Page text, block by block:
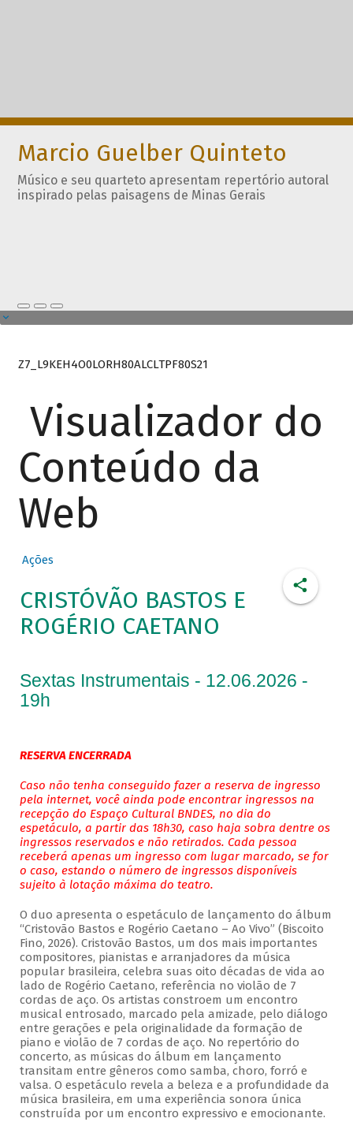
Marcio Guelber Quinteto
Músico e seu quarteto apresentam repertório autoral
inspirado pelas paisagens de Minas Gerais
Z7_L9KEH4O0LORH80ALCLTPF80S21
Visualizador do
Conteúdo da
Web
Ações
CRISTÓVÃO BASTOS E
ROGÉRIO CAETANO
Sextas Instrumentais - 12.06.2026 -
19h
RESERVA ENCERRADA
Caso não tenha conseguido fazer a reserva de ingresso
pela internet, você ainda pode encontrar ingressos na
recepção do Espaço Cultural BNDES, no dia do
espetáculo, a partir das 18h30, caso haja sobra dentre os
ingressos reservados e não retirados. Cada pessoa
receberá apenas um ingresso com lugar marcado, se for
o caso, estando o número de ingressos disponíveis
sujeito à lotação máxima do teatro.
O duo apresenta o espetáculo de lançamento do álbum
“Cristovão Bastos e Rogério Caetano – Ao Vivo” (Biscoito
Fino, 2026). Cristovão Bastos, um dos mais importantes
compositores, pianistas e arranjadores da música
popular brasileira, celebra suas oito décadas de vida ao
lado de Rogério Caetano, referência no violão de 7
cordas de aço. Os artistas constroem um encontro
musical entrosado, marcado pela amizade, pelo diálogo
entre gerações e pela originalidade da formação de
piano e violão de 7 cordas de aço. No repertório do
concerto, as músicas do álbum em lançamento
transitam entre gêneros como samba, choro, forró e
valsa. O espetáculo revela a beleza e a profundidade da
música brasileira, em uma experiência sonora única
construída por um encontro expressivo e emocionante.